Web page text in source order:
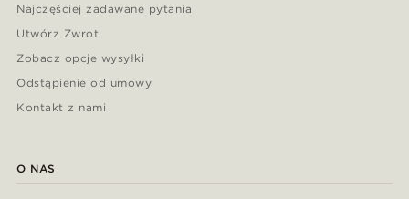
Najczęściej zadawane pytania
Utwórz Zwrot
Zobacz opcje wysyłki
Odstąpienie od umowy
Kontakt z nami
O NAS